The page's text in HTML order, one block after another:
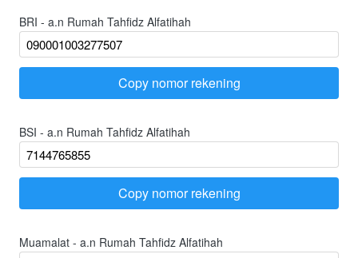
BRI - a.n Rumah Tahfidz Alfatihah
`
Copy nomor rekening
BSI - a.n Rumah Tahfidz Alfatihah
`
Copy nomor rekening
Muamalat - a.n Rumah Tahfidz Alfatihah